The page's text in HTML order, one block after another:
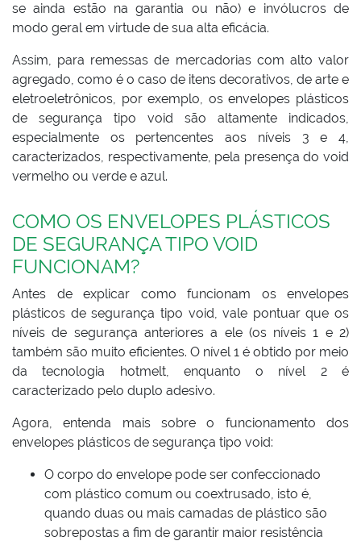
se ainda estão na garantia ou não) e invólucros de
modo geral em virtude de sua alta eficácia.
Assim, para remessas de mercadorias com alto valor
agregado, como é o caso de itens decorativos, de arte e
eletroeletrônicos, por exemplo, os envelopes plásticos
de segurança tipo void são altamente indicados,
especialmente os pertencentes aos níveis 3 e 4,
caracterizados, respectivamente, pela presença do void
vermelho ou verde e azul.
COMO OS ENVELOPES PLÁSTICOS
DE SEGURANÇA TIPO VOID
FUNCIONAM?
Antes de explicar como funcionam os envelopes
plásticos de segurança tipo void, vale pontuar que os
níveis de segurança anteriores a ele (os níveis 1 e 2)
também são muito eficientes. O nível 1 é obtido por meio
da tecnologia hotmelt, enquanto o nível 2 é
caracterizado pelo duplo adesivo.
Agora, entenda mais sobre o funcionamento dos
envelopes plásticos de segurança tipo void:
O corpo do envelope pode ser confeccionado
com plástico comum ou coextrusado, isto é,
quando duas ou mais camadas de plástico são
sobrepostas a fim de garantir maior resistência